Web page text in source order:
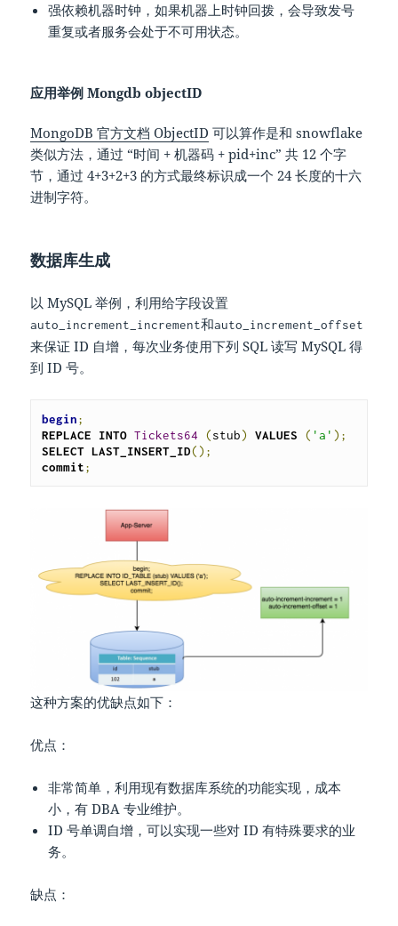
强依赖机器时钟，如果机器上时钟回拨，会导致发号
重复或者服务会处于不可用状态。
应用举例 Mongdb objectID
MongoDB 官方文档 ObjectID 可以算作是和 snowflake
类似方法，通过 “时间 + 机器码 + pid+inc” 共 12 个字
节，通过 4+3+2+3 的方式最终标识成一个 24 长度的十六
进制字符。
数据库生成
以 MySQL 举例，利用给字段设置
auto_increment_increment和auto_increment_offset
来保证 ID 自增，每次业务使用下列 SQL 读写 MySQL 得
到 ID 号。
begin;
REPLACE
INTO Tickets64 (stub) VALUES ( 'a' );
SELECT LAST_INSERT_ID();
commit;
这种方案的优缺点如下：
优点：
非常简单，利用现有数据库系统的功能实现，成本
小，有 DBA 专业维护。
ID 号单调自增，可以实现一些对 ID 有特殊要求的业
务。
缺点：